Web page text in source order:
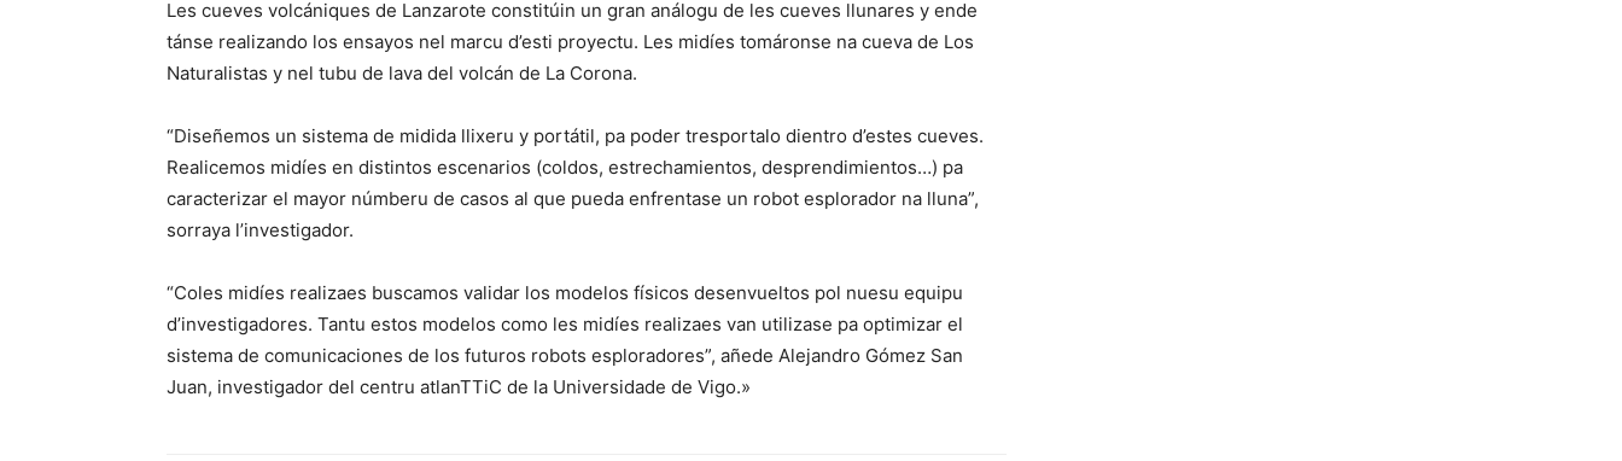
Les cueves volcániques de Lanzarote constitúin un gran análogu de les cueves llunares y ende
tánse realizando los ensayos nel marcu d’esti proyectu. Les midíes tomáronse na cueva de Los
Naturalistas y nel tubu de lava del volcán de La Corona.
“Diseñemos un sistema de midida llixeru y portátil, pa poder tresportalo dientro d’estes cueves.
Realicemos midíes en distintos escenarios (coldos, estrechamientos, desprendimientos…) pa
caracterizar el mayor númberu de casos al que pueda enfrentase un robot esplorador na lluna”,
sorraya l’investigador.
“Coles midíes realizaes buscamos validar los modelos físicos desenvueltos pol nuesu equipu
d’investigadores. Tantu estos modelos como les midíes realizaes van utilizase pa optimizar el
sistema de comunicaciones de los futuros robots esploradores”, añede Alejandro Gómez San
Juan, investigador del centru atlanTTiC de la Universidade de Vigo.»